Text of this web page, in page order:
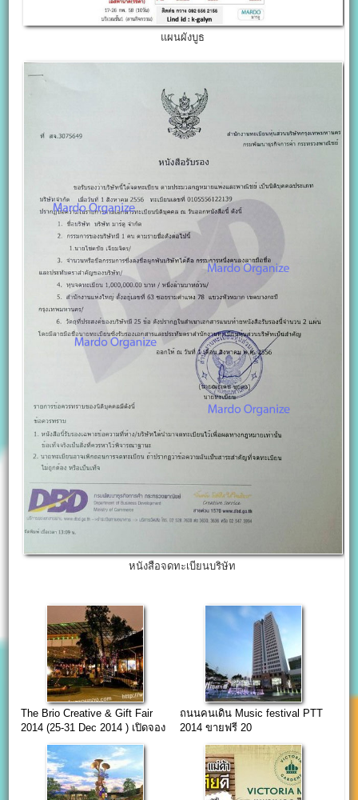
แผนผังบูธ
หนังสือจดทะเบียนบริษัท
The Brio Creative & Gift Fair
2014 (25-31 Dec 2014 ) เปิดจอง
ถนนคนเดิน Music festival PTT
2014 ขายฟรี 20